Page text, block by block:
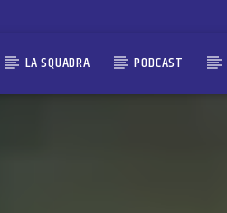
LA SQUADRA PODCAST